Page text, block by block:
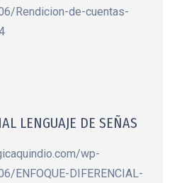
Rendicion-de-cuentas-
LENGUAJE DE SEÑAS
wp-
ENFOQUE-DIFERENCIAL-